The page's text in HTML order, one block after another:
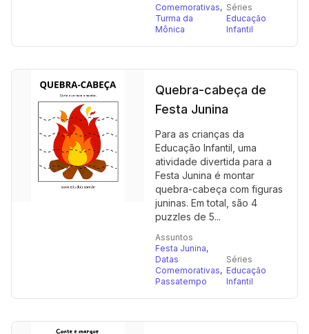
Comemorativas,
Turma da
Mônica
Séries
Educação
Infantil
Quebra-cabeça de
Festa Junina
Para as crianças da
Educação Infantil, uma
atividade divertida para a
Festa Junina é montar
quebra-cabeça com figuras
juninas. Em total, são 4
puzzles de 5...
Assuntos
Festa Junina,
Datas
Comemorativas,
Passatempo
Séries
Educação
Infantil